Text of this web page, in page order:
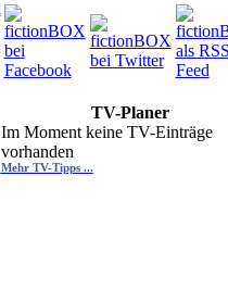
TV-Planer
Im Moment keine TV-Einträge
vorhanden
Mehr TV-Tipps ...